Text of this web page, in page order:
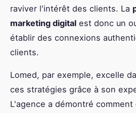
raviver l'intérêt des clients. La
marketing digital est donc un
établir des connexions
clients.
Lomed, par exemple, excelle
ces stratégies grâce à son
L'agence a démontré comment